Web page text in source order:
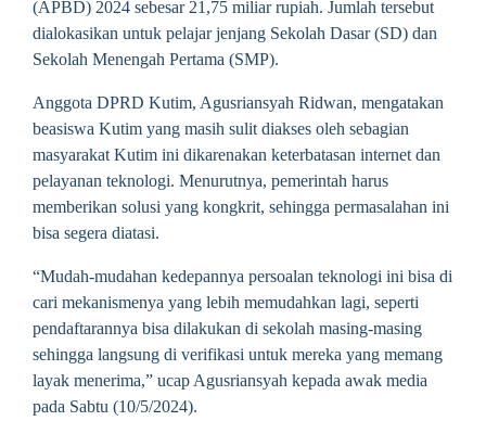
(APBD) 2024 sebesar 21,75 miliar rupiah. Jumlah tersebut
dialokasikan untuk pelajar jenjang Sekolah Dasar (SD) dan
Sekolah Menengah Pertama (SMP).
Anggota DPRD Kutim, Agusriansyah Ridwan, mengatakan
beasiswa Kutim yang masih sulit diakses oleh sebagian
masyarakat Kutim ini dikarenakan keterbatasan internet dan
pelayanan teknologi. Menurutnya, pemerintah harus
memberikan solusi yang kongkrit, sehingga permasalahan ini
bisa segera diatasi.
“Mudah-mudahan kedepannya persoalan teknologi ini bisa di
cari mekanismenya yang lebih memudahkan lagi, seperti
pendaftarannya bisa dilakukan di sekolah masing-masing
sehingga langsung di verifikasi untuk mereka yang memang
layak menerima,” ucap Agusriansyah kepada awak media
pada Sabtu (10/5/2024).